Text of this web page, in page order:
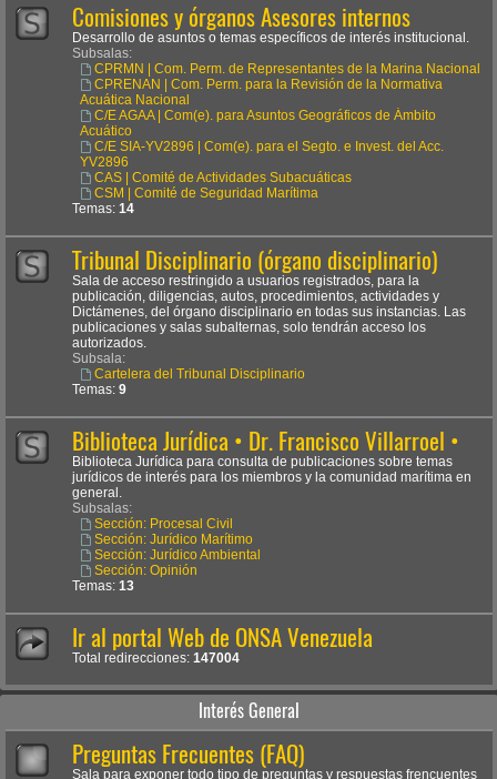
Comisiones y órganos Asesores internos
Desarrollo de asuntos o temas específicos de interés institucional.
Subsalas:
CPRMN | Com. Perm. de Representantes de la Marina Nacional
CPRENAN | Com. Perm. para la Revisión de la Normativa
Acuática Nacional
C/E AGAA | Com(e). para Asuntos Geográficos de Ámbito
Acuático
C/E SIA-YV2896 | Com(e). para el Segto. e Invest. del Acc.
YV2896
CAS | Comité de Actividades Subacuáticas
CSM | Comité de Seguridad Marítima
Temas: 14
Tribunal Disciplinario (órgano disciplinario)
Sala de acceso restringido a usuarios registrados, para la
publicación, diligencias, autos, procedimientos, actividades y
Dictámenes, del órgano disciplinario en todas sus instancias. Las
publicaciones y salas subalternas, solo tendrán acceso los
autorizados.
Subsala:
Cartelera del Tribunal Disciplinario
Temas: 9
Biblioteca Jurídica • Dr. Francisco Villarroel •
Biblioteca Jurídica para consulta de publicaciones sobre temas
jurídicos de interés para los miembros y la comunidad marítima en
general.
Subsalas:
Sección: Procesal Civil
Sección: Jurídico Marítimo
Sección: Jurídico Ambiental
Sección: Opinión
Temas: 13
Ir al portal Web de ONSA Venezuela
Total redirecciones: 147004
Interés General
Preguntas Frecuentes (FAQ)
Sala para exponer todo tipo de preguntas y respuestas frencuentes